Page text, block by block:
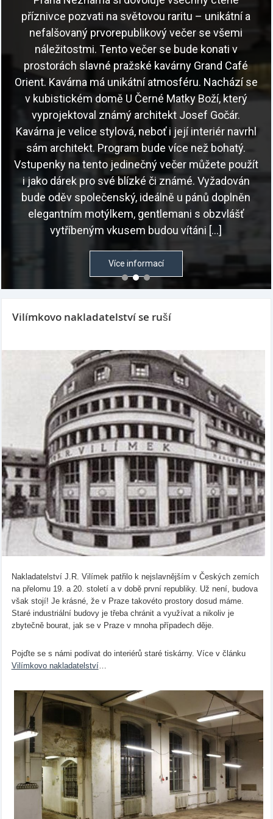
příznivce pozvati na světovou raritu – unikátní a
nefalšovaný prvorepublikový večer se všemi
náležitostmi. Tento večer se bude konati v
prostorách slavné pražské kavárny Grand Café
Orient. Kavárna má unikátní atmosféru. Nachází se
v kubistickém domě U Černé Matky Boží, který
vyprojektoval známý architekt Josef Gočár.
Kavárna je velice stylová, neboť i její interiér navrhl
sám architekt. Program bude více než bohatý.
Vstupenky na tento jedinečný večer můžete použít
i jako dárek pro své blízké či známé. Vyžadován
bude oděv společenský, ideálně u pánů doplněn
elegantním motýlkem, gentlemani s obzvlášť
vytříbeným vkusem budou vítáni […]
Více informací
Vilímkovo nakladatelství se ruší
Nakladatelství J.R. Vilímek patřilo k nejslavnějším v Českých zemích
na přelomu 19. a 20. století a v době první republiky. Už není, budova
však stojí! Je krásné, že v Praze takovéto prostory dosud máme.
Staré industriální budovy je třeba chránit a využívat a nikoliv je
zbytečně bourat, jak se v Praze v mnoha případech děje.
Pojďte se s námi podívat do interiérů staré tiskárny. Více v článku
Vilímkovo nakladatelství…